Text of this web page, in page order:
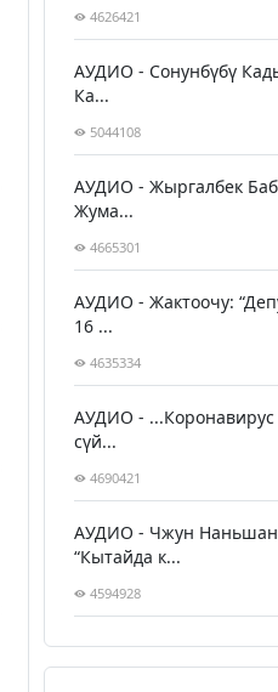
4626421
АУДИО - Сонунбүбү
Ка...
5044108
АУДИО - Жыргалбек
Жума...
4665301
АУДИО - Жактоочу:
16 ...
4635334
АУДИО - ...Коронавирус
сүй...
4690421
АУДИО - Чжун
“Кытайда к...
4594928